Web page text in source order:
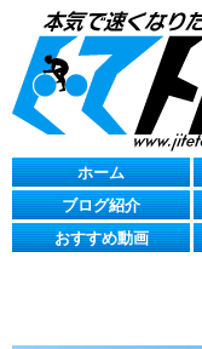
ホーム
ブログ紹介
おすすめ動画